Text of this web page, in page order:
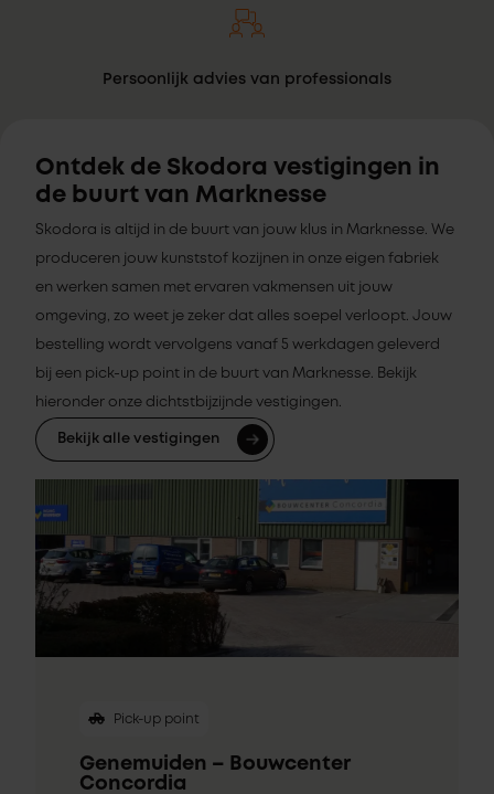
Persoonlijk advies van professionals
Ontdek de Skodora vestigingen in
de buurt van Marknesse
Skodora is altijd in de buurt van jouw klus in Marknesse. We
produceren jouw kunststof kozijnen in onze eigen fabriek
en werken samen met ervaren vakmensen uit jouw
omgeving, zo weet je zeker dat alles soepel verloopt. Jouw
bestelling wordt vervolgens vanaf 5 werkdagen geleverd
bij een pick-up point in de buurt van Marknesse. Bekijk
hieronder onze dichtstbijzijnde vestigingen.
Bekijk alle vestigingen
Pick-up point
Genemuiden – Bouwcenter
Concordia